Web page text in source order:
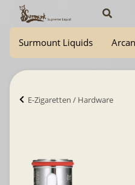
Surmount Liquids
E-Zigaretten / Hardware